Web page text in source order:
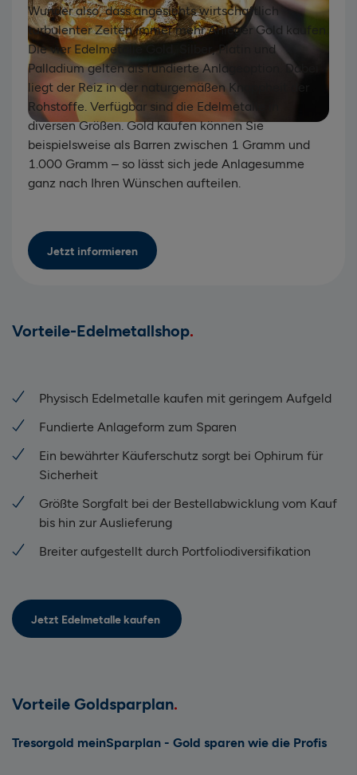
Wunder also, dass angesichts wirtschaftlich
turbulenter Zeiten immer mehr Anleger Gold kaufen.
Die vier Edelmetalle Gold, Silber, Platin und
Palladium gelten als fundierte Anlageoption. Dabei
liegt der Reiz in der naturgemäßen Knappheit der
Rohstoffe. Verfügbar sind die Edelmetalle in
diversen Größen. Gold kaufen können Sie
beispielsweise als Barren zwischen 1 Gramm und
1.000 Gramm – so lässt sich jede Anlagesumme
ganz nach Ihren Wünschen aufteilen.
Jetzt informieren
Vorteile-Edelmetallshop
Physisch Edelmetalle kaufen mit geringem Aufgeld
Fundierte Anlageform zum Sparen
Ein bewährter Käuferschutz sorgt bei Ophirum für
Sicherheit
Größte Sorgfalt bei der Bestellabwicklung vom Kauf
bis hin zur Auslieferung
Breiter aufgestellt durch Portfoliodiversifikation
Jetzt Edelmetalle kaufen
Vorteile Goldsparplan
Tresorgold meinSparplan - Gold sparen wie die Profis